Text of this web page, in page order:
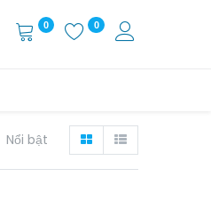
0 0
Nổi bật